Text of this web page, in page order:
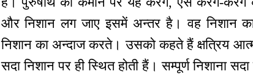
और निशान लग जाए इसमें अन्तर है। वह निशान
निशान का अन्दाज करते। उसको कहते हैं क्षत्रिय
सदा निशान पर ही स्थित होती हैं। सम्पूर्ण निशाना